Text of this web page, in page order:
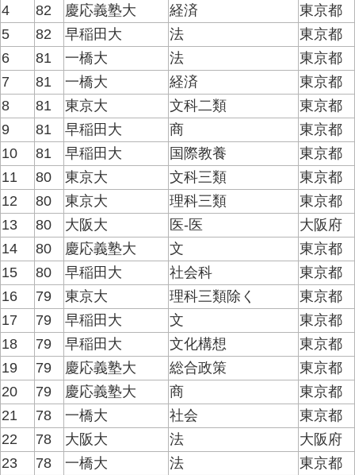
4
82 慶応義塾大 経済
東京都
5
82 早稲田大 法
東京都
6
81 一橋大 法
東京都
7
81 一橋大 経済
東京都
8
81 東京大 文科二類
東京都
9
81 早稲田大 商
東京都
10
81 早稲田大 国際教養
東京都
11
80 東京大 文科三類
東京都
12
80 東京大 理科三類
東京都
13
80 大阪大 医-医
大阪府
14
80 慶応義塾大 文
東京都
15
80 早稲田大 社会科
東京都
16
79 東京大 理科三類除く
東京都
17
79 早稲田大 文
東京都
18
79 早稲田大 文化構想
東京都
19
79 慶応義塾大 総合政策
東京都
20
79 慶応義塾大 商
東京都
21
78 一橋大 社会
東京都
22
78 大阪大 法
大阪府
23
78 一橋大 法
東京都